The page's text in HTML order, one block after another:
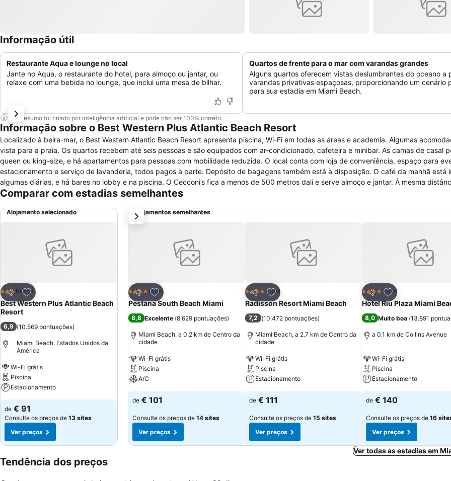
Informação útil
Restaurante Aqua e lounge no local
Jante no Aqua, o restaurante do hotel, para almoço ou jantar, ou
relaxe com uma bebida no lounge, que inclui uma mesa de bilhar.
Quartos de frente para o mar com varandas grandes
Alguns quartos oferecem vistas deslumbrantes do oceano a
varandas privativas espaçosas, proporcionando um cenário
para sua estadia em Miami Beach.
Este resumo foi criado por inteligência artificial e pode não ser 100% correto.
Informação sobre o Best Western Plus Atlantic Beach Resort
Localizado à beira-mar, o Best Western Atlantic Beach Resort apresenta piscina, Wi-Fi em todas as áreas e academia. Algumas
vista para a praia. Os quartos recebem até seis pessoas e são equipados com ar-condicionado, cafeteira e minibar. As camas de casal podem ser
queen ou king-size, e há apartamentos para pessoas com mobilidade reduzida. O local conta com loja de conveniência, espaço para eventos,
estacionamento e serviço de lavanderia, todos pagos à parte. Depósito de bagagens também está à disposição. O café da manhã está incluso em
algumas diárias, e há bares no lobby e na piscina. O Cecconi’s fica a menos de 500 metros dali e serve almoço e jantar. À mesma
Côte, com cozinha mediterrânea. Para chegar ao museu de arte contemporânea The Bass e ao Memorial do Holocausto, são dez minutos de carro
Comparar com estadias semelhantes
Alojamento selecionado
Partilhar
Adicionar aos favoritos
3 Estrelas
Resort
Best Western Plus Atlantic Beach
Resort
6,9 (10.569 pontuações)
Miami Beach, Estados Unidos da
América
Wi-Fi grátis
Piscina
Estacionamento
de € 91
Consulte os preços de 13 sites
Ver preços
Alojamentos semelhantes
Partilhar
Adicionar aos favoritos
4 EstrelasHotel
Pestana South Beach Miami
8,6 Excelente (8.629 pontuações)
Miami Beach, a 0.2 km de Centro da
cidade
Wi-Fi grátis
Piscina
A/C
de € 101
Consulte os preços de 14 sites
Ver preços
Partilhar
Adicionar aos favoritos
4 EstrelasHotel
Radisson Resort Miami Beach
7,2 (10.472 pontuações)
Miami Beach, a 2.7 km de Centro da
cidade
Wi-Fi grátis
Piscina
Estacionamento
de € 111
Consulte os preços de 15 sites
Ver preços
Partilhar
Adicionar aos
4 EstrelasHotel
Hotel Riu Plaza Miami
8,0 Muito boa (13.891
a 0.1 km de Collins Avenue
Wi-Fi grátis
Piscina
Estacionamento
de € 140
Consulte os preços de 16
Ver preços
próximo
Ver todas as estadias em
Tendência dos preços